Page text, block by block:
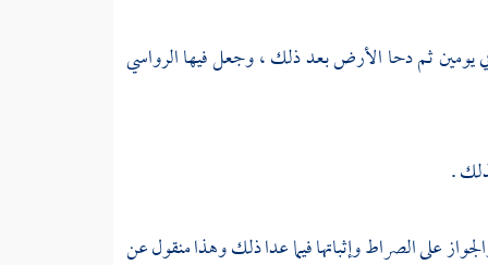
ثم دحا الأرض بعد ذلك ، وجعل فيها الرواسي
.
على الصراط وإثباتها فيما عدا ذلك وهذا منقول عن